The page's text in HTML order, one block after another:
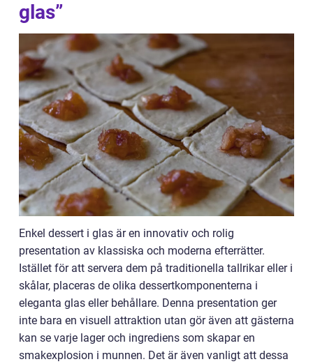
glas”
Enkel dessert i glas är en innovativ och rolig
presentation av klassiska och moderna efterrätter.
Istället för att servera dem på traditionella tallrikar eller i
skålar, placeras de olika dessertkomponenterna i
eleganta glas eller behållare. Denna presentation ger
inte bara en visuell attraktion utan gör även att gästerna
kan se varje lager och ingrediens som skapar en
smakexplosion i munnen. Det är även vanligt att dessa